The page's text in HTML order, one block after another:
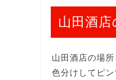
山田酒店
山田酒店の場
色分けしてピン